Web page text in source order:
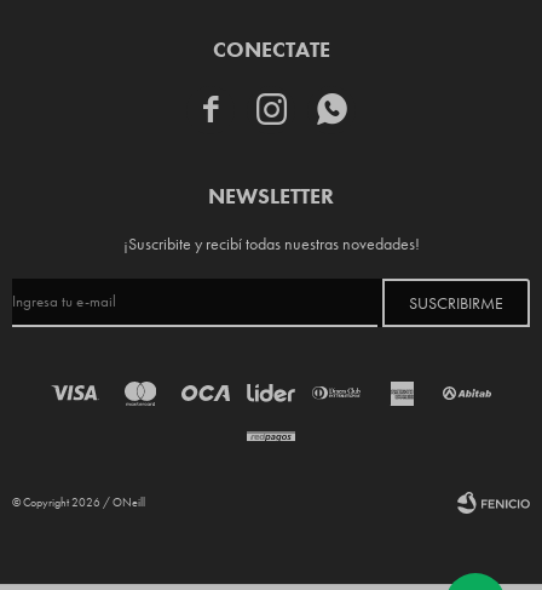
CONECTATE
  
NEWSLETTER
¡Suscribite y recibí todas nuestras novedades!
SUSCRIBIRME
© Copyright 2026 / ONeill